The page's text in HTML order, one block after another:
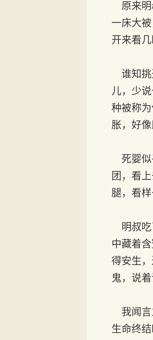
原来明
一床大
开来看
谁知挑
儿，少
种被称
胀，好像
死婴似
团，看
腿，看样
明叔吃
中藏着
得安生
鬼，说
我闻言
生命终